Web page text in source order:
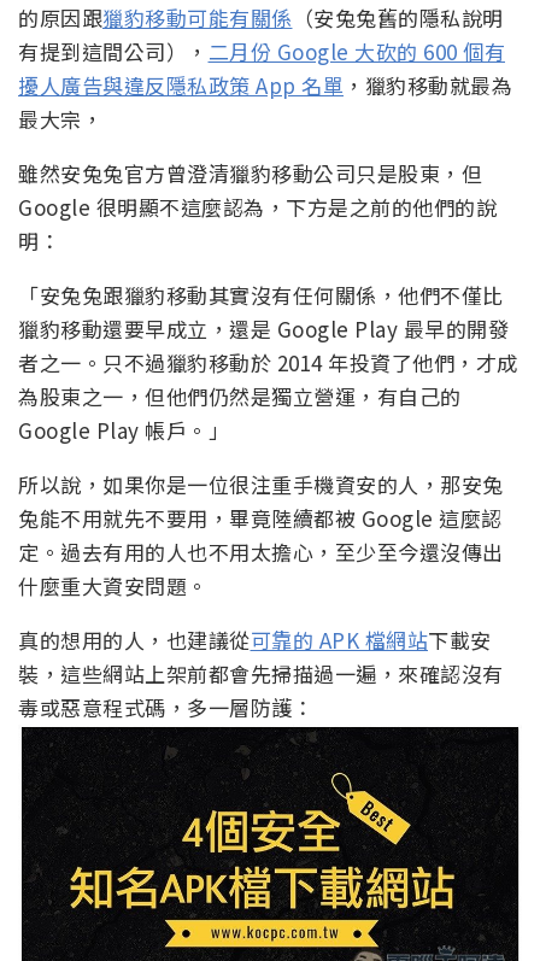
的原因跟獵豹移動可能有關係 （安兔兔舊的隱私說明
有提到這間公司）， 二月份 Google 大砍的 600 個有
擾人廣告與違反隱私政策 App 名單 ，獵豹移動就最為
最大宗，
雖然安兔兔官方曾澄清獵豹移動公司只是股東，但
Google 很明顯不這麼認為，下方是之前的他們的說
明：
「安兔兔跟獵豹移動其實沒有任何關係，他們不僅比
獵豹移動還要早成立，還是 Google Play 最早的開發
者之一。只不過獵豹移動於 2014 年投資了他們，才成
為股東之一，但他們仍然是獨立營運，有自己的
Google Play 帳戶。」
所以說，如果你是一位很注重手機資安的人，那安兔
兔能不用就先不要用，畢竟陸續都被 Google 這麼認
定。過去有用的人也不用太擔心，至少至今還沒傳出
什麼重大資安問題。
真的想用的人，也建議從可靠的 APK 檔網站下載安
裝，這些網站上架前都會先掃描過一遍，來確認沒有
毒或惡意程式碼，多一層防護：